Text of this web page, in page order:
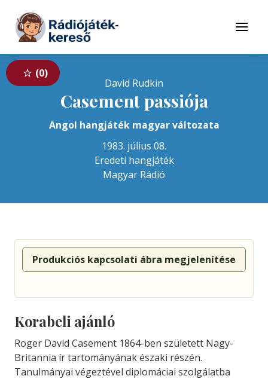
Tovább a tartalomhoz
Menü
0
David Rudkin
Casement passiója
Angol hangjáték magyar változata
1983. július 08.
Eredeti hangjáték
Magyar Rádió
Produkciós kapcsolati ábra megjelenítése
Korabeli ajánló
Roger David Casement 1864-ben született Nagy-
Britannia ír tartományának északi részén.
Tanulmányai végeztével diplomáciai szolgálatba